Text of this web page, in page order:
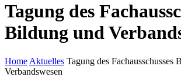
Tagung des
Bildung und
Home Aktuelles Tagung des Fachausschusses
Verbandswesen